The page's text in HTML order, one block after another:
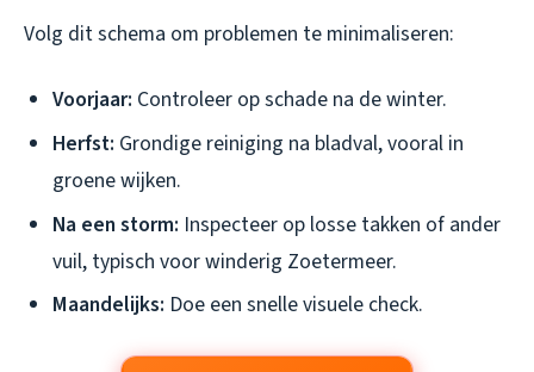
Volg dit schema om problemen te minimaliseren:
Voorjaar: Controleer op schade na de winter.
Herfst: Grondige reiniging na bladval, vooral in
groene wijken.
Na een storm: Inspecteer op losse takken of ander
vuil, typisch voor winderig Zoetermeer.
Maandelijks: Doe een snelle visuele check.